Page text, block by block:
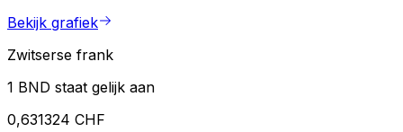
Bekijk grafiek
Zwitserse frank
1 BND staat gelijk aan
0,631324 CHF